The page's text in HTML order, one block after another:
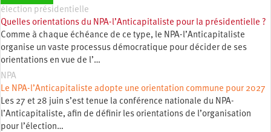
élection présidentielle
Quelles orientations du NPA-l’Anticapitaliste pour la présidentielle ?
Comme à chaque échéance de ce type, le NPA-l’Anticapitaliste
organise un vaste processus démocratique pour décider de ses
orientations en vue de l’…
NPA
Le NPA-l’Anticapitaliste adopte une orientation commune pour 2027
Les 27 et 28 juin s’est tenue la conférence nationale du NPA-
l’Anticapitaliste, afin de définir les orientations de l’organisation
pour l’élection…